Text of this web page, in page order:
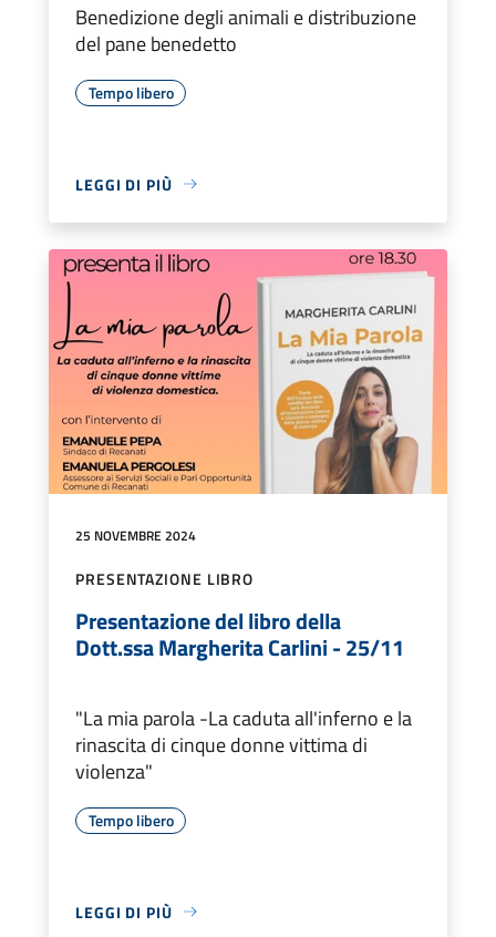
Benedizione degli animali e distribuzione
del pane benedetto
Tempo libero
LEGGI DI PIÙ
25 NOVEMBRE 2024
PRESENTAZIONE LIBRO
Presentazione del libro della
Dott.ssa Margherita Carlini - 25/11
"La mia parola -La caduta all'inferno e la
rinascita di cinque donne vittima di
violenza"
Tempo libero
LEGGI DI PIÙ